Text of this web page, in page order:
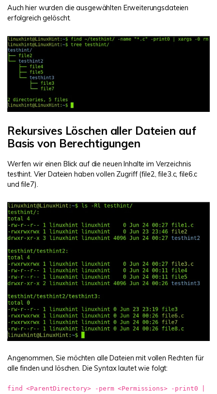
Auch hier wurden die ausgewählten Erweiterungsdateien
erfolgreich gelöscht.
Rekursives Löschen aller Dateien auf
Basis von Berechtigungen
Werfen wir einen Blick auf die neuen Inhalte im Verzeichnis
testhint. Vier Dateien haben vollen Zugriff (file2, file3.c, file6.c
und file7).
Angenommen, Sie möchten alle Dateien mit vollen Rechten für
alle finden und löschen. Die Syntax lautet wie folgt:
find <ParentDirectory> -perm <Permissions> -print0 |